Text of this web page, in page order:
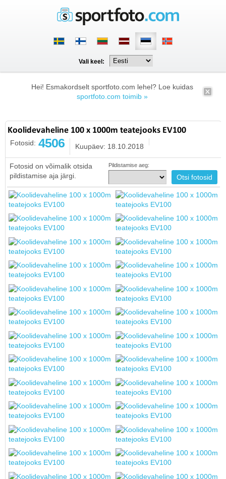
Vali keel:
Hei! Esmakordselt sportfoto.com lehel? Loe kuidas
sportfoto.com toimib »
Koolidevaheline 100 x 1000m teatejooks EV100
Fotosid: 4506 Kuupäev: 18.10.2018
Fotosid on võimalik otsida
pildistamise aja järgi.
Pildistamise aeg: